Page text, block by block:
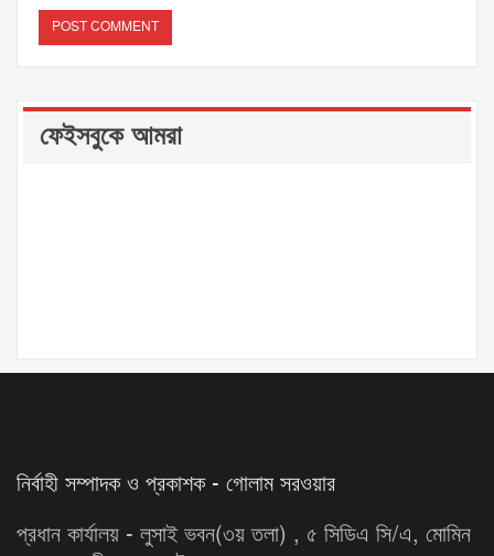
ফেইসবুকে আমরা
নির্বাহী সম্পাদক ও প্রকাশক - গোলাম সরওয়ার
প্রধান কার্যালয় - লুসাই ভবন(৩য় তলা) , ৫ সিডিএ সি/এ, মোমিন